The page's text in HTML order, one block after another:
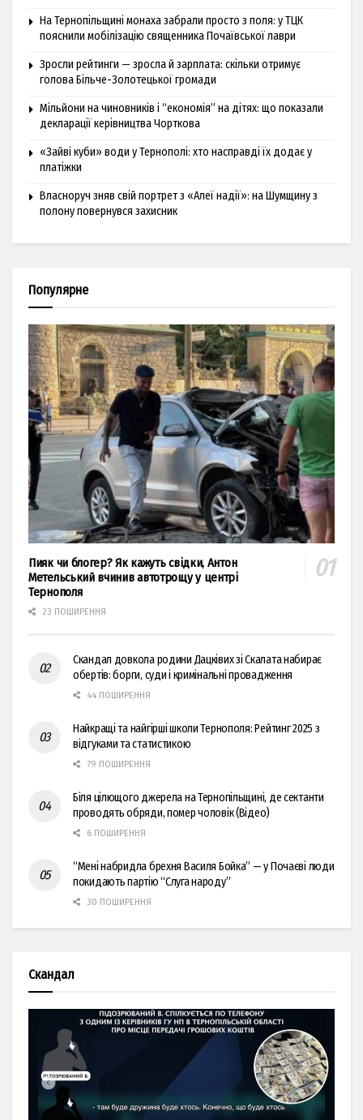
На Тернопільщині монаха забрали просто з поля: у ТЦК
пояснили мобілізацію священника Почаївської лаври
Зросли рейтинги — зросла й зарплата: скільки отримує
голова Більче-Золотецької громади
Мільйони на чиновників і “економія” на дітях: що показали
декларації керівництва Чорткова
«Зайві куби» води у Тернополі: хто насправді їх додає у
платіжки
Власноруч зняв свій портрет з «Алеї надії»: на Шумщину з
полону повернувся захисник
Популярне
Пияк чи блогер? Як кажуть свідки, Антон
Метельський вчинив автотрощу у центрі
Тернополя
23 ПОШИРЕННЯ
Скандал довкола родини Дацківих зі Скалата набирає
обертів: борги, суди і кримінальні провадження
44 ПОШИРЕННЯ
Найкращі та найгірші школи Тернополя: Рейтинг 2025 з
відгуками та статистикою
79 ПОШИРЕННЯ
Біля цілющого джерела на Тернопільщині, де сектанти
проводять обряди, помер чоловік (Відео)
6 ПОШИРЕННЯ
“Мені набридла брехня Василя Бойка” — у Почаєві люди
покидають партію “Слуга народу”
30 ПОШИРЕННЯ
Скандал